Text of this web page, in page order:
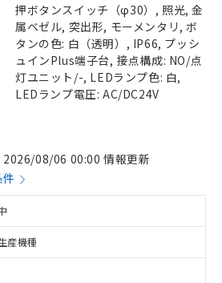
押ボタンスイッチ（φ30）, 照光, 金
属ベゼル, 突出形, モーメンタリ, ボ
タンの色: 白（透明）, IP66, プッシ
ュインPlus端子台, 接点構成: NO/点
灯ユニット/-, LEDランプ色: 白,
LEDランプ電圧: AC/DC24V
2026/08/06 00:00 情報更新
産機種